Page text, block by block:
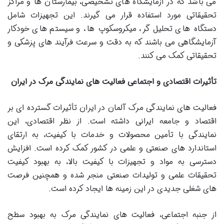
تحقیقاتی مورد استفاده قرار می ‌گیرند. این تجهیزات شامل
دستگاه‌ های تحلیل‌ گر، میکروسکوپ‌ ها، و سیستم ‌های خودکار
آزمایشگاهی می باشند که به دقت و سرعت فرآیند های پزشکی و
تحقیقاتی کمک می‌ کنند.
تأثیرات اقتصادی و اجتماعی فعالیت ‌های نمایندگی مرک در ایران
فعالیت‌ های نمایندگی مرک آلمان در ایران تأثیرات گسترده ‌ای بر
اقتصاد و جامعه ایرانی داشته است. از نظر اقتصادی، این
نمایندگی با تأمین محصولات و خدمات با کیفیت، به ارتقای
استاندارد های صنعتی و علمی در کشور کمک کرده است. افزایش
دسترسی به مواد و تجهیزات با کیفیت بالا، به بهبود کیفیت
تحقیقات علمی و تولیدات صنعتی منجر شده و همچنین فرصت‌
های شغلی جدیدی در این زمینه‌ ها ایجاد کرده است.
از جنبه اجتماعی، فعالیت‌ های نمایندگی مرک به بهبود سطح